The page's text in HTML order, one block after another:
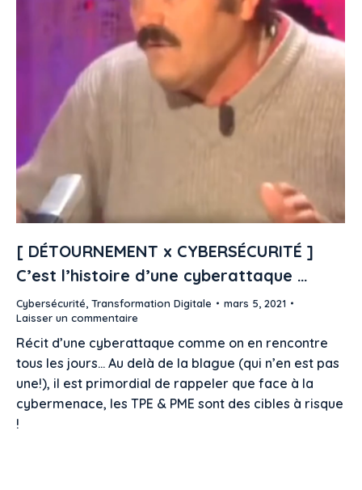
[ DÉTOURNEMENT x CYBERSÉCURITÉ ]
C’est l’histoire d’une cyberattaque …
Cybersécurité, Transformation Digitale
mars 5, 2021
Laisser un commentaire
Récit d’une cyberattaque comme on en rencontre
tous les jours… Au delà de la blague (qui n’en est pas
une!), il est primordial de rappeler que face à la
cybermenace, les TPE & PME sont des cibles à risque
!